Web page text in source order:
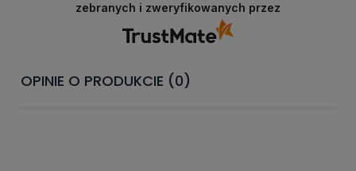
zebranych i zweryfikowanych przez
OPINIE O PRODUKCIE (0)